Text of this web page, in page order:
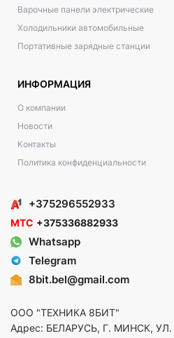
Варочные панели электрические
Холодильники автомобильные
Портативные зарядные станции
ИНФОРМАЦИЯ
О компании
Новости
Контакты
Политика конфиденциальности
+375296552933
МТС +375336882933
Whatsapp
Telegram
8bit.bel@gmail.com
ООО "ТЕХНИКА 8БИТ"
Адрес: БЕЛАРУСЬ, Г. МИНСК,